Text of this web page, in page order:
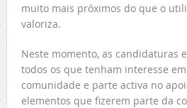
muito mais próximos do que o
valoriza.
Neste momento, as candidaturas
todos os que tenham interesse
comunidade e parte activa no
elementos que fizerem parte da